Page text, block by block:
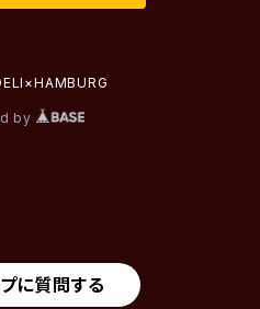
に質問する
by